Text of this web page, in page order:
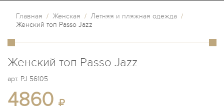
Главная / Женская / Летняя и пляжная одежда /
Женский топ Passo Jazz
Женский топ Passo Jazz
арт. PJ 56105
4860